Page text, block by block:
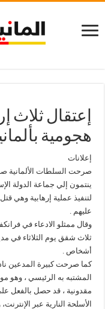
إعتقال ثلاث
هجومية
إعلانات
صرحت السلطات الألمانية
ينتمون إلي جماعة الدولة
لتنفيذ عملية إرهابية وهي
عليهم .
ثلاث شقق يوم الثلاثاء في
أشخاص .
كما صرحت كبيرة المدعين
مقدونية ، قد حصل بالفعل
الأسلحة النارية عبر